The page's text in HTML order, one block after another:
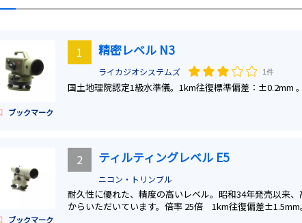
ブックマーク
1 精密レベル N3
ライカジオシステムズ 1件
国土地理院認定1級水準儀。1km往復標準偏差：±0.2mm 。
ブックマーク
2 ティルティングレベル E5
ニコン・トリンブル
耐久性に優れた、精度の高いレベル。昭和34年発売以来
からいただいています。倍率 25倍 1km往復偏差±1.5mm。